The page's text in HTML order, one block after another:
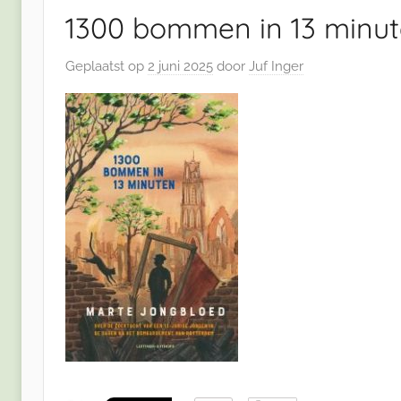
1300 bommen in 13
Geplaatst op 2 juni 2025 door Juf Inger